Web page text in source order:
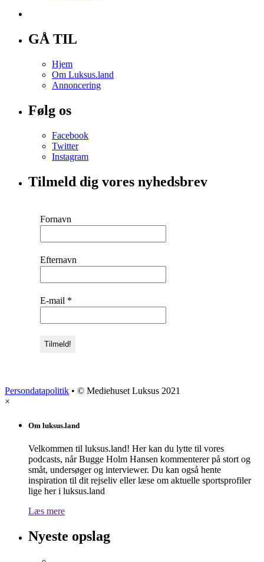
GÅ TIL
Hjem
Om Luksus.land
Annoncering
Følg os
Facebook
Twitter
Instagram
Tilmeld dig vores nyhedsbrev
Fornavn
Efternavn
E-mail *
Persondatapolitik • © Mediehuset Luksus 2021
×
Om luksus.land
Velkommen til luksus.land! Her kan du lytte til vores
podcasts, når Bugge Holm Hansen kommenterer på stort og
småt, undersøger og interviewer. Du kan også hente
inspiration til dit rejseliv eller læse om aktuelle sportsprofiler
lige her i luksus.land
Læs mere
Nyeste opslag